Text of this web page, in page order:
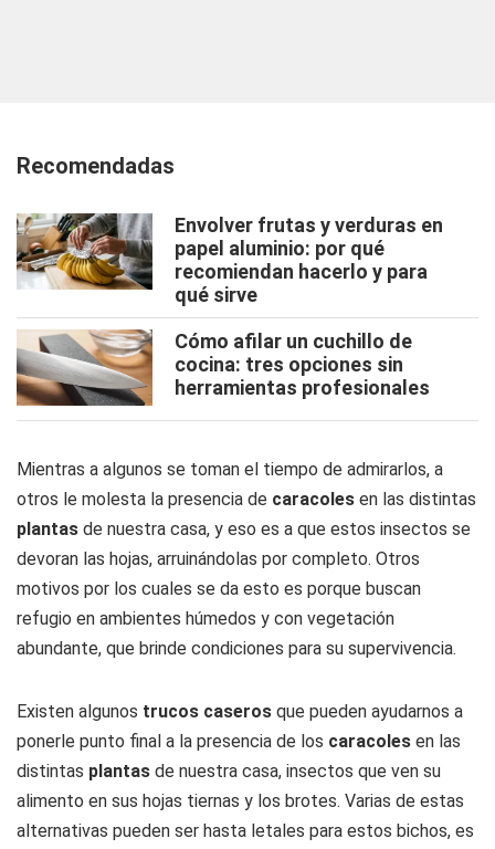
Recomendadas
Envolver frutas y verduras en
papel aluminio: por qué
recomiendan hacerlo y para
qué sirve
Cómo afilar un cuchillo de
cocina: tres opciones sin
herramientas profesionales
Mientras a algunos se toman el tiempo de admirarlos, a
otros le molesta la presencia de caracoles en las distintas
plantas de nuestra casa, y eso es a que estos insectos se
devoran las hojas, arruinándolas por completo. Otros
motivos por los cuales se da esto es porque buscan
refugio en ambientes húmedos y con vegetación
abundante, que brinde condiciones para su supervivencia.
Existen algunos trucos caseros que pueden ayudarnos a
ponerle punto final a la presencia de los caracoles en las
distintas plantas de nuestra casa, insectos que ven su
alimento en sus hojas tiernas y los brotes. Varias de estas
alternativas pueden ser hasta letales para estos bichos, es